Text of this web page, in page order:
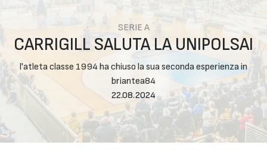
SERIE A
CARRIGILL SALUTA LA UNIPOLSAI
l'atleta classe 1994 ha chiuso la sua seconda esperienza in
briantea84
22.08.2024